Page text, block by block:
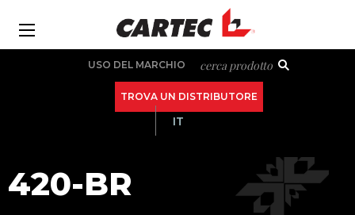
main
Secondary
navigation
USO DEL MARCHIO cerca prodotto
TROVA UN DISTRIBUTORE
IT
MAIN
420-BR